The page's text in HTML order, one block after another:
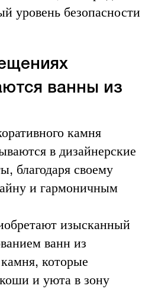
уровень безопасности
ванны из
камня
в дизайнерские
благодаря своему
и гармоничным
изысканный
ванн из
которые
и уюта в зону